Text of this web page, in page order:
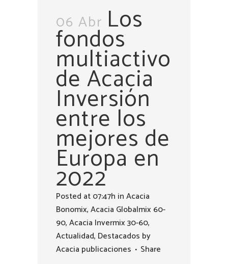
06 Abr Los
fondos
multiactivo
de Acacia
Inversión
entre los
mejores de
Europa en
2022
Posted at 07:47h inAcacia
Bonomix,Acacia Globalmix 60-
90,Acacia Invermix 30-60,
Actualidad, Destacados by
Acacia publicaciones
Share